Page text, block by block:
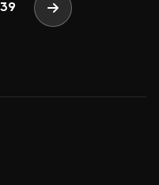
39 Page suivante